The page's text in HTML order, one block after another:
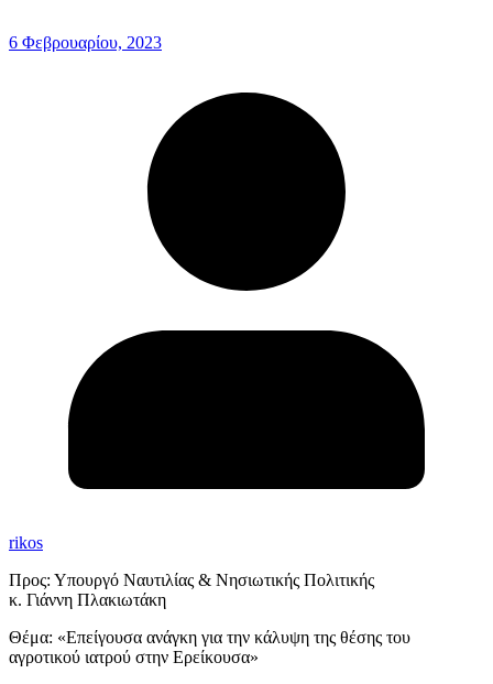
6 Φεβρουαρίου, 2023
rikos
Προς: Υπουργό Ναυτιλίας & Νησιωτικής Πολιτικής
κ. Γιάννη Πλακιωτάκη
Θέμα: «Επείγουσα ανάγκη για την κάλυψη της θέσης του
αγροτικού ιατρού στην Ερείκουσα»